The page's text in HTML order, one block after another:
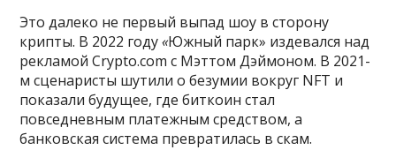
Это далеко не первый выпад шоу в сторону
крипты. В 2022 году«Южный парк» издевался над
рекламой Crypto.com с Мэттом Дэймоном. В 2021-
м сценаристы шутили о безумии вокруг NFT и
показали будущее, где биткоин стал
повседневным платежным средством, а
банковская система превратилась в скам.